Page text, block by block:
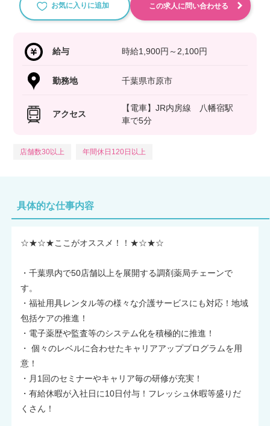
お気に入りに追加 この求人に問い合わせる
給与 時給1,900円～2,100円
勤務地 千葉県市原市
アクセス
【電車】JR内房線 八幡宿駅
車で5分
店舗数30以上 年間休日120日以上
具体的な仕事内容
☆★☆★ここがオススメ！！★☆★☆
・千葉県内で50店舗以上を展開する調剤薬局チェーンで
す。
・福祉用具レンタル等の様々な介護サービスにも対応！地域
包括ケアの推進！
・電子薬歴や監査等のシステム化を積極的に推進！
・ 個々のレベルに合わせたキャリアアッププログラムを用
意！
・月1回のセミナーやキャリア毎の研修が充実！
・有給休暇が入社日に10日付与！フレッシュ休暇等盛りだ
くさん！